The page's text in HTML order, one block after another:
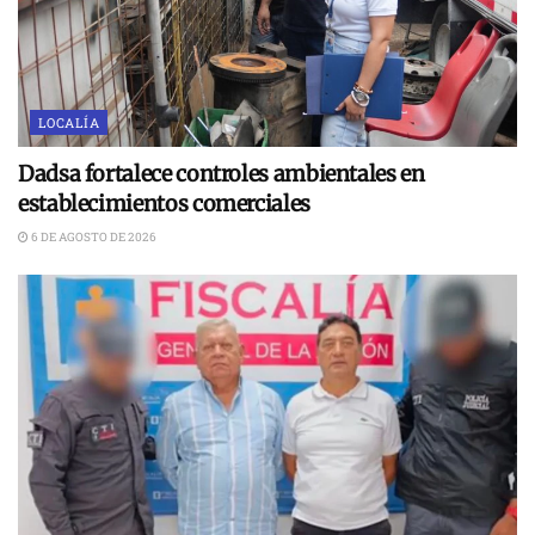
LOCALÍA
Dadsa fortalece controles ambientales en
establecimientos comerciales
6 DE AGOSTO DE 2026